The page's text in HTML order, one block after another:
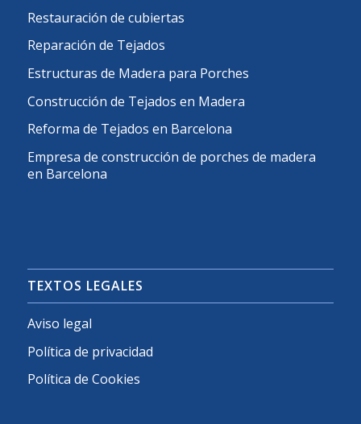
Restauración de cubiertas
Reparación de Tejados
Estructuras de Madera para Porches
Construcción de Tejados en Madera
Reforma de Tejados en Barcelona
Empresa de construcción de porches de madera
en Barcelona
TEXTOS LEGALES
Aviso legal
Política de privacidad
Política de Cookies